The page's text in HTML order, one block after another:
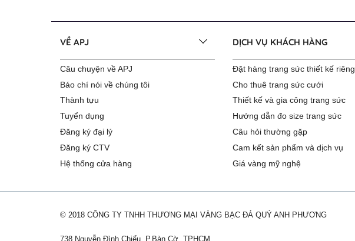
VỀ APJ
Câu chuyện về APJ
Báo chí nói về chúng tôi
Thành tựu
Tuyển dụng
Đăng ký đại lý
Đăng ký CTV
Hệ thống cửa hàng
DỊCH VỤ KHÁCH HÀNG
Đặt hàng trang sức thiết kế riêng
Cho thuê trang sức cưới
Thiết kế và gia công trang sức
Hướng dẫn đo size trang sức
Câu hỏi thường gặp
Cam kết sản phẩm và dịch vụ
Giá vàng mỹ nghệ
© 2018 CÔNG TY TNHH THƯƠNG MẠI VÀNG BẠC ĐÁ QUÝ ANH PHƯƠNG
738 Nguyễn Đình Chiểu, P.Bàn Cờ, TPHCM